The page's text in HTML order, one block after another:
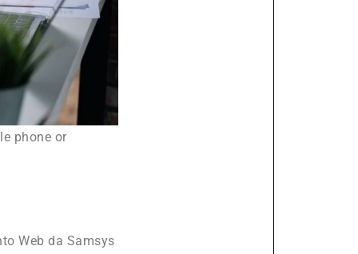
phone or
Web da Samsys